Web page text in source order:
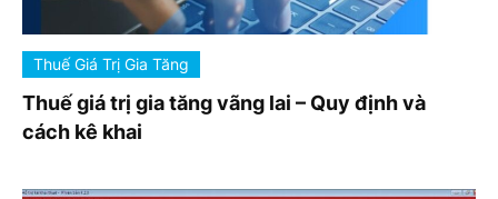
Thuế Giá Trị Gia Tăng
Thuế giá trị gia tăng vãng lai – Quy định và
cách kê khai